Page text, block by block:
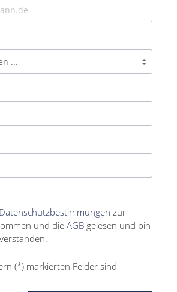
Datenschutzbestimmungen zur
und die AGB gelesen und bin
(*) markierten Felder sind